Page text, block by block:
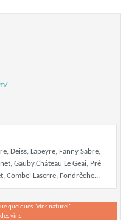
Deiss, Lapeyre, Fanny Sabre,
Gauby,Château Le Geai, Pré
Combel Laserre, Fondrèche...
quelques "vins naturel"
vins